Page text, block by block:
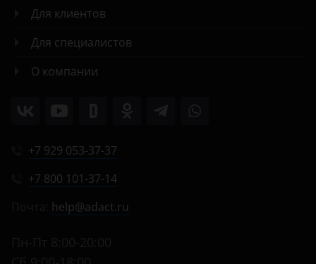
Для клиентов
Для специалистов
О компании
+7 929 053-37-37
+7 800 101-37-14
help@adact.ru